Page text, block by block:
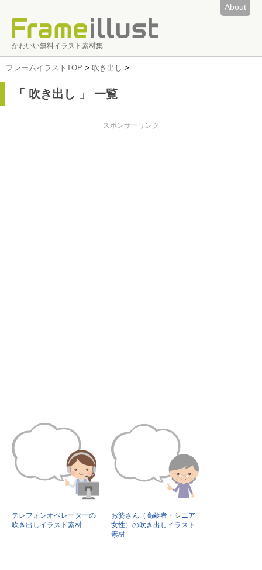
About
かわいい無料イラスト素材集
フレームイラストTOP > 吹き出し >
「 吹き出し 」 一覧
スポンサーリンク
テレフォンオペレーターの
吹き出しイラスト素材
お婆さん（高齢者・シニア
女性）の吹き出しイラスト
素材